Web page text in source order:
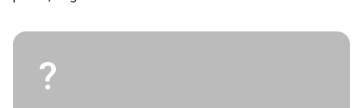
?